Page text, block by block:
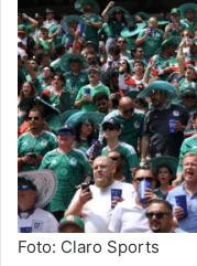
Foto: Claro Sports